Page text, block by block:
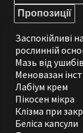
Пропозиції
Заспокійливі на
рослинній
Мазь від ушибів
Меновазан
Лабіум крем
Пікосен мікра
Клізма при
Беліса капсули